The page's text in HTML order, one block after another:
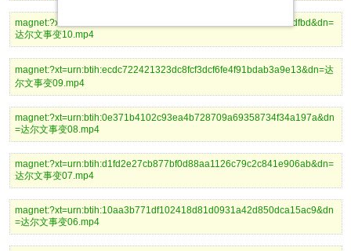
magnet:?xt=urn:btih:1397dd5b7a5615b8ecd5629368f25829f5dbdfbd&dn=
达尔文事变10.mp4
magnet:?xt=urn:btih:ecdc722421323dc8fcf3dcf6fe4f91bdab3a9e13&dn=达
尔文事变09.mp4
magnet:?xt=urn:btih:0e371b4102c93ea4b728709a69358734f34a197a&dn
=达尔文事变08.mp4
magnet:?xt=urn:btih:d1fd2e27cb877bf0d88aa1126c79c2c841e906ab&dn=
达尔文事变07.mp4
magnet:?xt=urn:btih:10aa3b771df102418d81d0931a42d850dca15ac9&dn
=达尔文事变06.mp4